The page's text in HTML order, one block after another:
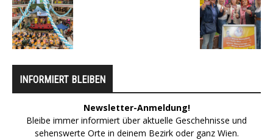
INFORMIERT BLEIBEN
Newsletter-Anmeldung!
Bleibe immer informiert über aktuelle Geschehnisse und
sehenswerte Orte in deinem Bezirk oder ganz Wien.